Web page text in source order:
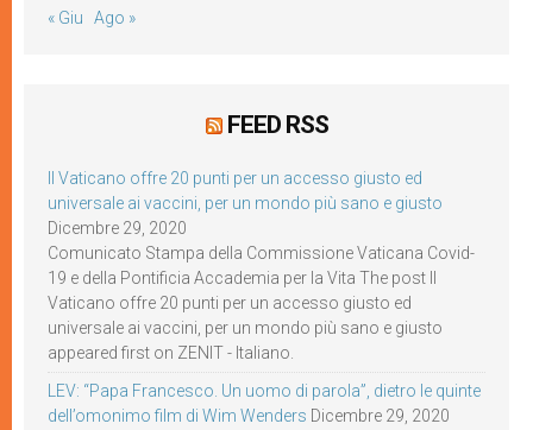
« Giu Ago »
FEED RSS
Il Vaticano offre 20 punti per un accesso giusto ed
universale ai vaccini, per un mondo più sano e giusto
Dicembre 29, 2020
Comunicato Stampa della Commissione Vaticana Covid-
19 e della Pontificia Accademia per la Vita The post Il
Vaticano offre 20 punti per un accesso giusto ed
universale ai vaccini, per un mondo più sano e giusto
appeared first on ZENIT - Italiano.
LEV: “Papa Francesco. Un uomo di parola”, dietro le quinte
dell’omonimo film di Wim Wenders Dicembre 29, 2020